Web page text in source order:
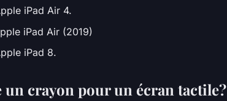
iPad Air 4.
iPad Air (2019)
iPad 8.
crayon pour un écran tactile?